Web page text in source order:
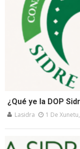
¿Qué ye la DOP
Lasidra 1 De